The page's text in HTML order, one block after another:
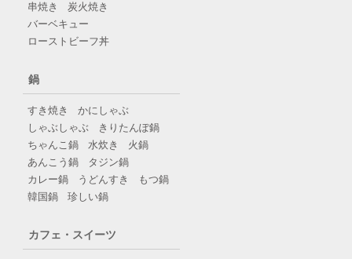
串焼き
炭火焼き
バーベキュー
ローストビーフ丼
鍋
すき焼き
かにしゃぶ
しゃぶしゃぶ
きりたんぽ鍋
ちゃんこ鍋
水炊き
火鍋
あんこう鍋
タジン鍋
カレー鍋
うどんすき
もつ鍋
韓国鍋
珍しい鍋
カフェ・スイーツ